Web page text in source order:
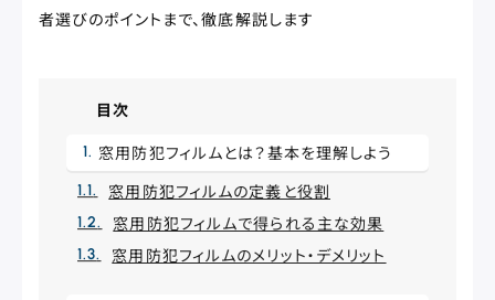
者選びのポイントまで、徹底解説します
目次
窓用防犯フィルムとは？基本を理解しよう
窓用防犯フィルムの定義と役割
窓用防犯フィルムで得られる主な効果
窓用防犯フィルムのメリット・デメリット